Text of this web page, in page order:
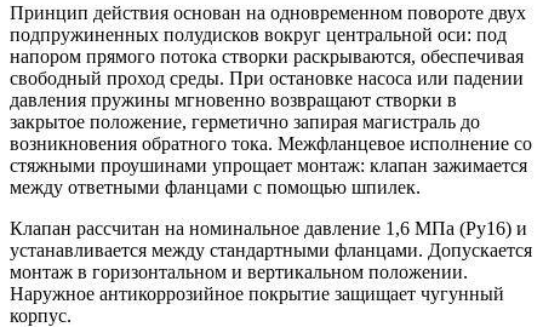
Принцип действия основан на одновременном повороте двух
подпружиненных полудисков вокруг центральной оси: под
напором прямого потока створки раскрываются, обеспечивая
свободный проход среды. При остановке насоса или падении
давления пружины мгновенно возвращают створки в
закрытое положение, герметично запирая магистраль до
возникновения обратного тока. Межфланцевое исполнение со
стяжными проушинами упрощает монтаж: клапан зажимается
между ответными фланцами с помощью шпилек.
Клапан рассчитан на номинальное давление 1,6 МПа (Ру16) и
устанавливается между стандартными фланцами. Допускается
монтаж в горизонтальном и вертикальном положении.
Наружное антикоррозийное покрытие защищает чугунный
корпус.